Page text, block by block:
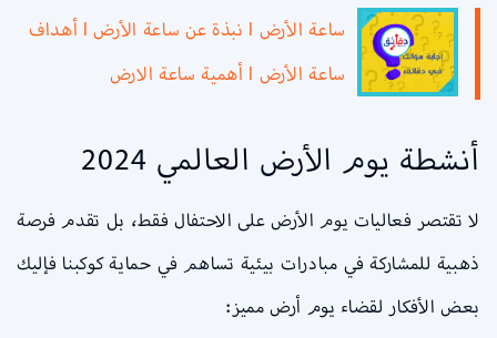
ساعة الأرض l نبذة عن ساعة الأرض l أهداف
ساعة الأرض l أهمية ساعة الارض
أنشطة يوم الأرض العالمي 2024
لا تقتصر فعاليات يوم الأرض على الاحتفال فقط، بل تقدم فرصة
ذهبية للمشاركة في مبادرات بيئية تساهم في حماية كوكبنا فإليك
بعض الأفكار لقضاء يوم أرض مميز: